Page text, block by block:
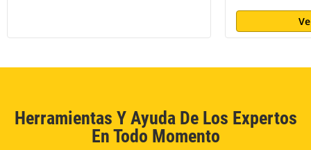
Herramientas Y Ayuda De Los Expertos
En Todo Momento